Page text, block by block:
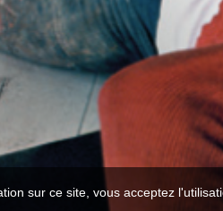
sur ce site, vous acceptez